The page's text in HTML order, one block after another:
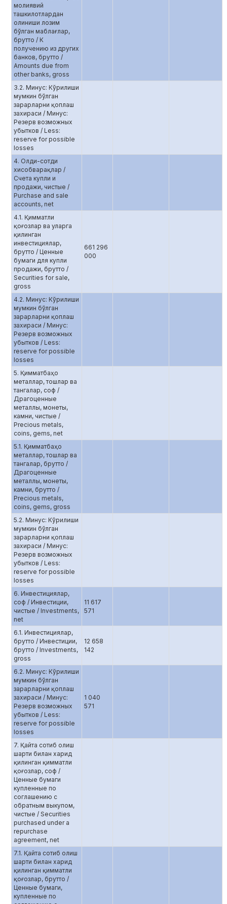
молиявий
ташкилотлардан
олиниши лозим
бўлган маблағлар,
брутто / К
получению из других
банков, брутто /
Amounts due from
other banks, gross
3.2. Минус: Кўрилиши
мумкин бўлган
зарарларни қоплаш
захираси / Минус:
Резерв возможных
убытков / Less:
reserve for possible
losses
4. Олди-сотди
хисобварақлар /
Счета купли и
продажи, чистые /
Purchase and sale
accounts, net
4.1. Қимматли
қоғозлар ва уларга
қилинган
инвестициялар,
брутто / Ценные
бумаги для купли
продажи, брутто /
Securities for sale,
gross
661 296
000
4.2. Минус: Кўрилиши
мумкин бўлган
зарарларни қоплаш
захираси / Минус:
Резерв возможных
убытков / Less:
reserve for possible
losses
5. Қимматбаҳо
металлар, тошлар ва
тангалар, соф /
Драгоценные
металлы, монеты,
камни, чистые /
Precious metals,
coins, gems, net
5.1. Қимматбаҳо
металлар, тошлар ва
тангалар, брутто /
Драгоценные
металлы, монеты,
камни, брутто /
Precious metals,
coins, gems, gross
5.2. Минус: Кўрилиши
мумкин бўлган
зарарларни қоплаш
захираси / Минус:
Резерв возможных
убытков / Less:
reserve for possible
losses
6. Инвестициялар,
соф / Инвестиции,
чистые / Investments,
net
11 617
571
6.1. Инвестициялар,
брутто / Инвестиции,
брутто / Investments,
gross
12 658
142
6.2. Минус: Кўрилиши
мумкин бўлган
зарарларни қоплаш
захираси / Минус:
Резерв возможных
убытков / Less:
reserve for possible
losses
1 040
571
7. Қайта сотиб олиш
шарти билан харид
қилинган қимматли
қоғозлар, соф /
Ценные бумаги
купленные по
соглашению c
обратным выкупом,
чистые / Securities
purchased under a
repurchase
agreement, net
7.1. Қайта сотиб олиш
шарти билан харид
қилинган қимматли
қоғозлар, брутто /
Ценные бумаги,
купленные по